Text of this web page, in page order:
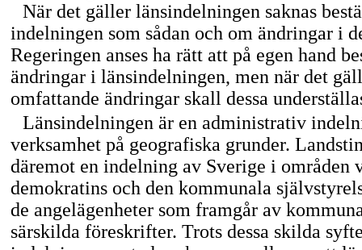
När det gäller länsindelningen saknas
indelningen som sådan och om ändringar i
Regeringen anses ha rätt att på egen hand
ändringar i länsindelningen, men när det
omfattande ändringar skall dessa
Länsindelningen är en administrativ
verksamhet på geografiska grunder.
däremot en indelning av Sverige i områden
demokratins och den kommunala
de angelägenheter som framgår av
särskilda föreskrifter. Trots dessa skilda